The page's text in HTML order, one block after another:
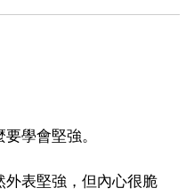
學會堅強。
外表堅強，但內心很脆